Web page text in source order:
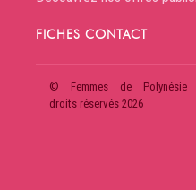
FICHES CONTACT
© Femmes de Polynésie
droits réservés 2026